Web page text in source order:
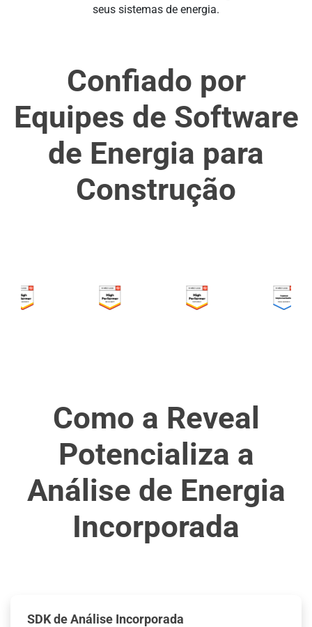
seus sistemas de energia.
Confiado por
Equipes de Software
de Energia para
Construção
Como a Reveal
Potencializa a
Análise de Energia
Incorporada
SDK de Análise Incorporada